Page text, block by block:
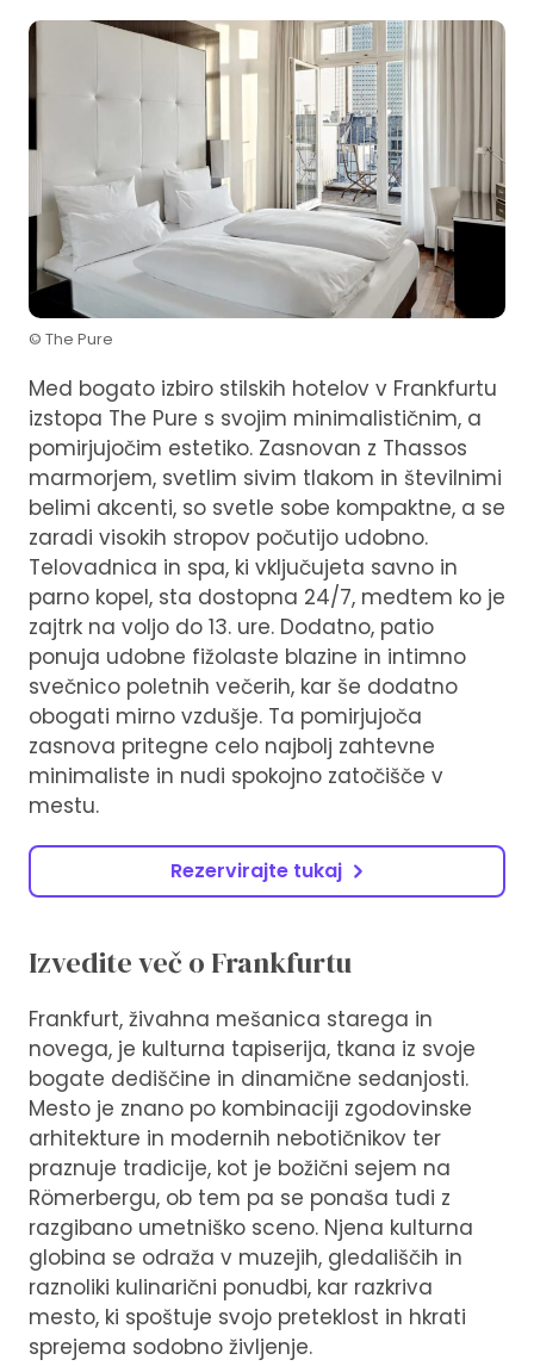
© The Pure
Med bogato izbiro stilskih hotelov v Frankfurtu
izstopa The Pure s svojim minimalističnim, a
pomirjujočim estetiko. Zasnovan z Thassos
marmorjem, svetlim sivim tlakom in številnimi
belimi akcenti, so svetle sobe kompaktne, a se
zaradi visokih stropov počutijo udobno.
Telovadnica in spa, ki vključujeta savno in
parno kopel, sta dostopna 24/7, medtem ko je
zajtrk na voljo do 13. ure. Dodatno, patio
ponuja udobne fižolaste blazine in intimno
svečnico poletnih večerih, kar še dodatno
obogati mirno vzdušje. Ta pomirjujoča
zasnova pritegne celo najbolj zahtevne
minimaliste in nudi spokojno zatočišče v
mestu.
Rezervirajte tukaj
Izvedite več o Frankfurtu
Frankfurt, živahna mešanica starega in
novega, je kulturna tapiserija, tkana iz svoje
bogate dediščine in dinamične sedanjosti.
Mesto je znano po kombinaciji zgodovinske
arhitekture in modernih nebotičnikov ter
praznuje tradicije, kot je božični sejem na
Römerbergu, ob tem pa se ponaša tudi z
razgibano umetniško sceno. Njena kulturna
globina se odraža v muzejih, gledališčih in
raznoliki kulinarični ponudbi, kar razkriva
mesto, ki spoštuje svojo preteklost in hkrati
sprejema sodobno življenje.